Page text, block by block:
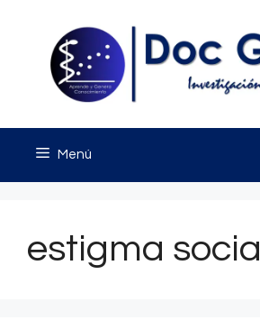
contenido
Menú
estigma social